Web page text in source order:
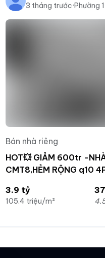
3 tháng trước·Phường
Bán nhà riêng
HOT💥 GIẢM 600tr -
CMT8,HẺM RỘNG q10
3.9 tỷ
105.4 triệu/m²